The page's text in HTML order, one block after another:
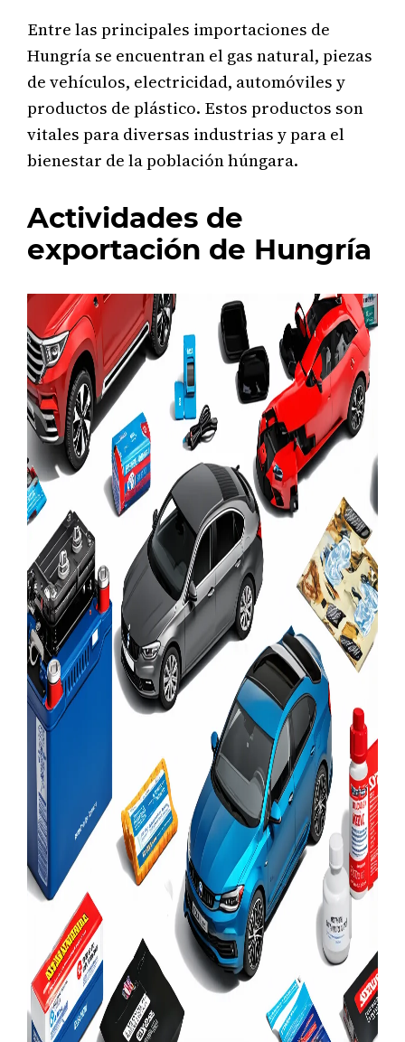
Entre las principales importaciones de
Hungría se encuentran el gas natural, piezas
de vehículos, electricidad, automóviles y
productos de plástico. Estos productos son
vitales para diversas industrias y para el
bienestar de la población húngara.
Actividades de
exportación de Hungría